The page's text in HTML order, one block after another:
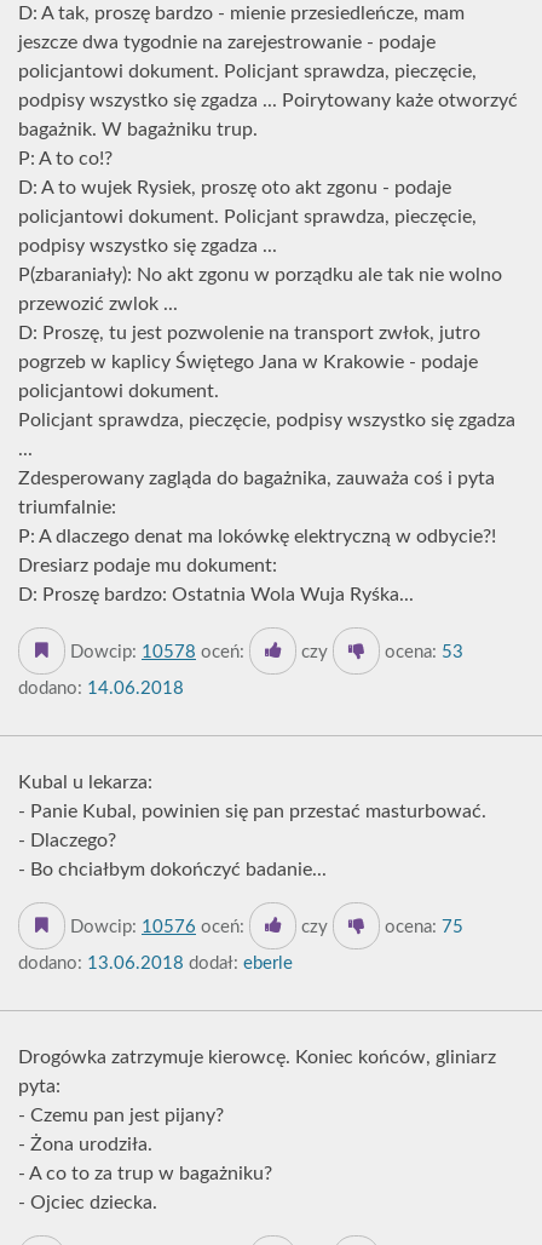
D: A tak, proszę bardzo - mienie przesiedleńcze, mam
jeszcze dwa tygodnie na zarejestrowanie - podaje
policjantowi dokument. Policjant sprawdza, pieczęcie,
podpisy wszystko się zgadza ... Poirytowany każe otworzyć
bagażnik. W bagażniku trup.
P: A to co!?
D: A to wujek Rysiek, proszę oto akt zgonu - podaje
policjantowi dokument. Policjant sprawdza, pieczęcie,
podpisy wszystko się zgadza ...
P(zbaraniały): No akt zgonu w porządku ale tak nie wolno
przewozić zwlok ...
D: Proszę, tu jest pozwolenie na transport zwłok, jutro
pogrzeb w kaplicy Świętego Jana w Krakowie - podaje
policjantowi dokument.
Policjant sprawdza, pieczęcie, podpisy wszystko się zgadza
...
Zdesperowany zagląda do bagażnika, zauważa coś i pyta
triumfalnie:
P: A dlaczego denat ma lokówkę elektryczną w odbycie?!
Dresiarz podaje mu dokument:
D: Proszę bardzo: Ostatnia Wola Wuja Ryśka...
Dowcip: 10578 oceń: czy ocena: 53
dodano: 14.06.2018
Kubal u lekarza:
- Panie Kubal, powinien się pan przestać masturbować.
- Dlaczego?
- Bo chciałbym dokończyć badanie...
Dowcip: 10576 oceń: czy ocena: 75
dodano: 13.06.2018 dodał: eberle
Drogówka zatrzymuje kierowcę. Koniec końców, gliniarz
pyta:
- Czemu pan jest pijany?
- Żona urodziła.
- A co to za trup w bagażniku?
- Ojciec dziecka.